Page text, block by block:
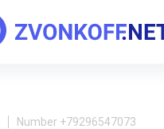
Number +79296547073